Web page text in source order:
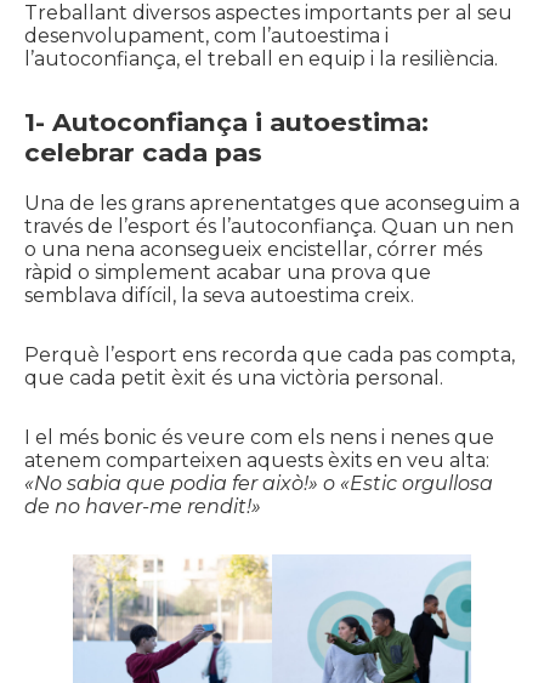
Treballant diversos aspectes importants per al seu
desenvolupament, com l’autoestima i
l’autoconfiança, el treball en equip i la resiliència.
1- Autoconfiança i autoestima:
celebrar cada pas
Una de les grans aprenentatges que aconseguim a
través de l’esport és l’autoconfiança. Quan un nen
o una nena aconsegueix encistellar, córrer més
ràpid o simplement acabar una prova que
semblava difícil, la seva autoestima creix.
Perquè l’esport ens recorda que cada pas compta,
que cada petit èxit és una victòria personal.
I el més bonic és veure com els nens i nenes que
atenem comparteixen aquests èxits en veu alta:
«No sabia que podia fer això!» o «Estic orgullosa
de no haver-me rendit!»